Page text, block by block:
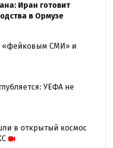
Иран готовит
в Ормузе
«фейковым СМИ» и
УЕФА не
в открытый космос